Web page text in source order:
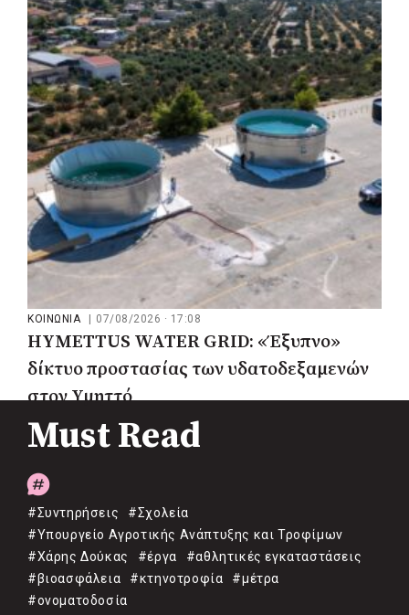
Ο Δούκας για έργα, καθαριότητα και τη
μάχη των επόμενων εκλογών: «Η καλύτερη
μου να κατέβει ο Μπακογιάννης»
ΚΟΙΝΩΝΙΑ | 07/08/2026 · 17:08
HYMETTUS WATER GRID: «Έξυπνο»
δίκτυο προστασίας των υδατοδεξαμενών
στον Υμηττό
Must Read
#Συντηρήσεις
#Σχολεία
#Υπουργείο Αγροτικής Ανάπτυξης και Τροφίμων
#Χάρης Δούκας
#έργα
#αθλητικές εγκαταστάσεις
#βιοασφάλεια
#κτηνοτροφία
#μέτρα
#ονοματοδοσία